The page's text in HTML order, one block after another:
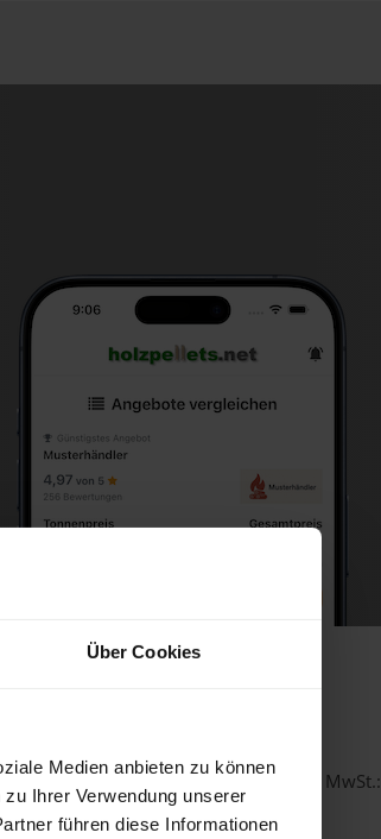
Über Cookies
Medien anbieten zu können
Ihrer Verwendung unserer
führen diese Informationen
Qualität bei einer Lieferstelle inkl. MwSt.: